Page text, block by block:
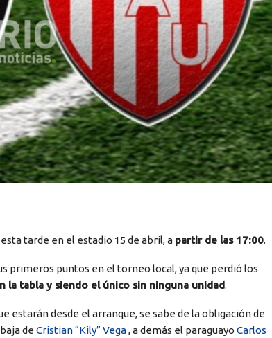
tarde en el estadio 15 de abril, a partir de las 17:00.
primeros puntos en el torneo local, ya que perdió los
la tabla y siendo el único sin ninguna unidad.
estarán desde el arranque, se sabe de la obligación de
de Cristian “Kily” Vega, a demás el paraguayo Carlos